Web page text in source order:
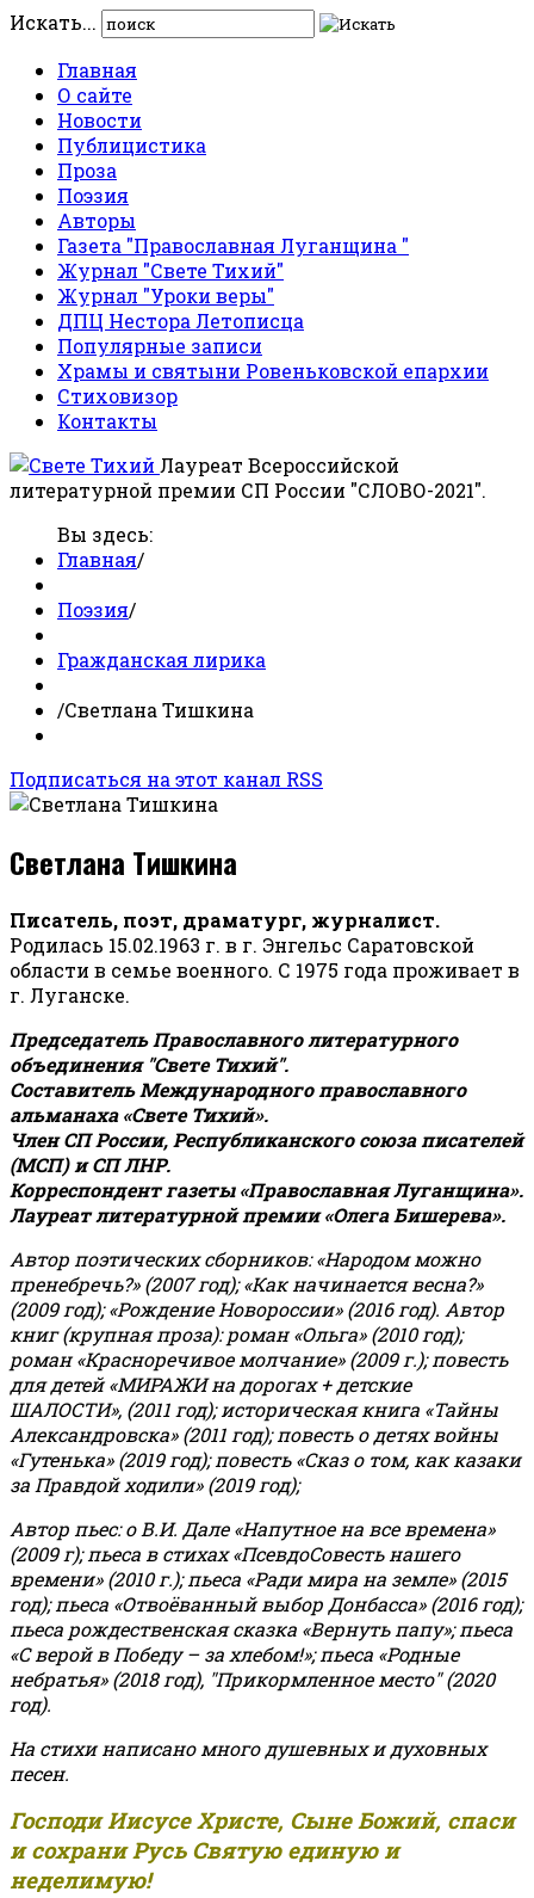
Искать...
Главная
О сайте
Новости
Публицистика
Проза
Поэзия
Авторы
Газета "Православная Луганщина "
Журнал "Свете Тихий"
Журнал "Уроки веры"
ДПЦ Нестора Летописца
Популярные записи
Храмы и святыни Ровеньковской епархии
Стиховизор
Контакты
Лауреат Всероссийской
литературной премии СП России "СЛОВО-2021".
Вы здесь:
Главная/
Поэзия/
Гражданская лирика
/Светлана Тишкина
Подписаться на этот канал RSS
Светлана Тишкина
Писатель, поэт, драматург, журналист.
Родилась 15.02.1963 г. в г. Энгельс Саратовской
области в семье военного. С 1975 года проживает в
г. Луганске.
Председатель Православного литературного
объединения "Свете Тихий".
Составитель Международного православного
альманаха «Свете Тихий».
Член СП России, Республиканского союза писателей
(МСП) и СП ЛНР.
Корреспондент газеты «Православная Луганщина».
Лауреат литературной премии «Олега Бишерева».
Автор поэтических сборников: «Народом можно
пренебречь?» (2007 год); «Как начинается весна?»
(2009 год); «Рождение Новороссии» (2016 год). Автор
книг (крупная проза): роман «Ольга» (2010 год);
роман «Красноречивое молчание» (2009 г.); повесть
для детей «МИРАЖИ на дорогах + детские
ШАЛОСТИ», (2011 год); историческая книга «Тайны
Александровска» (2011 год); повесть о детях войны
«Гутенька» (2019 год); повесть «Сказ о том, как казаки
за Правдой ходили» (2019 год);
Автор пьес: о В.И. Дале «Напутное на все времена»
(2009 г); пьеса в стихах «ПсевдоСовесть нашего
времени» (2010 г.); пьеса «Ради мира на земле» (2015
год); пьеса «Отвоёванный выбор Донбасса» (2016 год);
пьеса рождественская сказка «Вернуть папу»; пьеса
«С верой в Победу – за хлебом!»;пьеса «Родные
небратья» (2018 год), "Прикормленное место" (2020
год).
На стихи написано много душевных и духовных
песен.
Господи Иисусе Христе, Сыне Божий, спаси
и сохрани Русь Святую единую и
неделимую!